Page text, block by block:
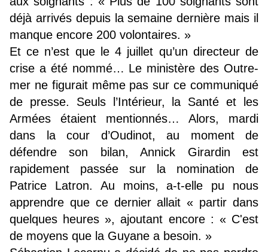
déjà arrivés depuis la semaine dernière mais il
manque encore 200 volontaires. »
Et ce n’est que le 4 juillet qu’un directeur de
crise a été nommé… Le ministère des Outre-
mer ne figurait même pas sur ce communiqué
de presse. Seuls l’Intérieur, la Santé et les
Armées étaient mentionnés… Alors, mardi
dans la cour d’Oudinot, au moment de
défendre son bilan, Annick Girardin est
rapidement passée sur la nomination de
Patrice Latron. Au moins, a-t-elle pu nous
apprendre que ce dernier allait « partir dans
quelques heures », ajoutant encore : « C'est
de moyens que la Guyane a besoin. »